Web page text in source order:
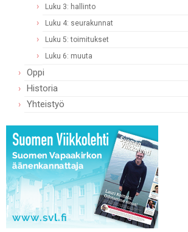
Luku 3: hallinto
Luku 4: seurakunnat
Luku 5: toimitukset
Luku 6: muuta
Oppi
Historia
Yhteistyö